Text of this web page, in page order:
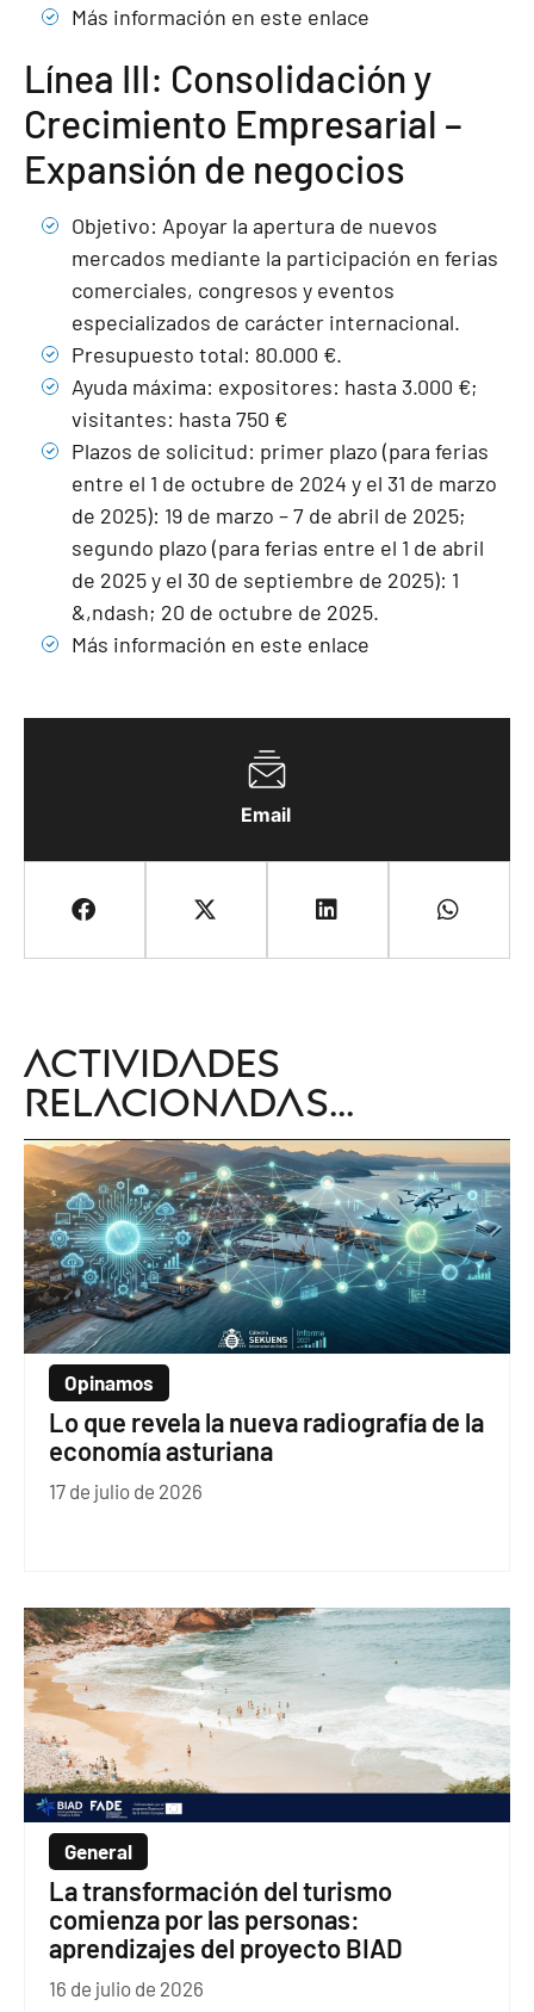
Email
Más información en este enlace
Línea III: Consolidación y
Crecimiento Empresarial –
Expansión de negocios
Objetivo: Apoyar la apertura de nuevos
mercados mediante la participación en ferias
comerciales, congresos y eventos
especializados de carácter internacional.
Presupuesto total: 80.000 €.
Ayuda máxima: expositores: hasta 3.000 €;
visitantes: hasta 750 €
Plazos de solicitud: primer plazo (para ferias
entre el 1 de octubre de 2024 y el 31 de marzo
de 2025): 19 de marzo – 7 de abril de 2025;
segundo plazo (para ferias entre el 1 de abril
de 2025 y el 30 de septiembre de 2025): 1
&,ndash; 20 de octubre de 2025.
Más información en este enlace
Actividades
relacionadas...
Opinamos
Lo que revela la nueva radiografía de la
economía asturiana
17 de julio de 2026
General
La transformación del turismo
comienza por las personas:
aprendizajes del proyecto BIAD
16 de julio de 2026